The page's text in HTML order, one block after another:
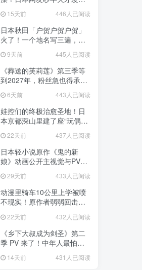
藏在浴室地板里！
15天前 446人已阅读
日本秋田「户贺户贺户贺」
火了！一个地名写三遍，竟
不是玩梗而是150年旧账！
9天前 445人已阅读
《葬送的芙莉莲》第三季等
到2027年，粉丝急也得承认
这次慢得有道理！
6天前 443人已阅读
娃控们的终极治愈圣地！日
本京都深山里建了座“玩偶神
社”，不仅能拍照还能给娃祈
福！22天前 437人已阅读
日本轻小说原作《鬼的新
娘》动画公开主视觉与PV，
7月5日开播！妖怪新娘设定
太会挑人！
29天前 433人已阅读
动漫里骑车10公里上学被喷
不现实！原作者弱弱回击：
常通勤！
22天前 432人已阅读
《乡下大叔成为剑圣》第二
季 PV 来了！中年人最怕的
相信你！
14天前 431人已阅读